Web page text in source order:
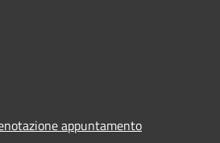
appuntamento